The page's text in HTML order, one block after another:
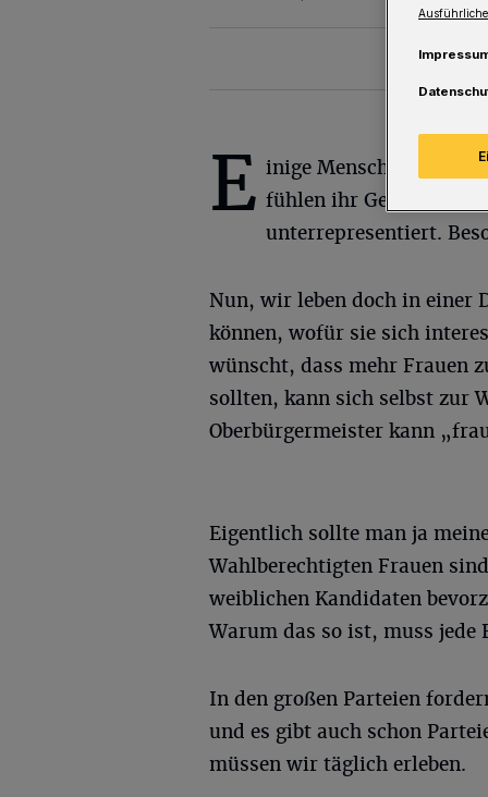
E inige Menschen, vor
fühlen ihr Geschlecht
unterrepresentiert.
Nun, wir leben doch in einer
können, wofür sie sich
wünscht, dass mehr Frauen
sollten, kann sich selbst zur
Oberbürgermeister kann
Eigentlich sollte man ja
Wahlberechtigten Frauen
weiblichen Kandidaten
Warum das so ist, muss jede
In den großen Parteien
und es gibt auch schon
müssen wir täglich erleben.